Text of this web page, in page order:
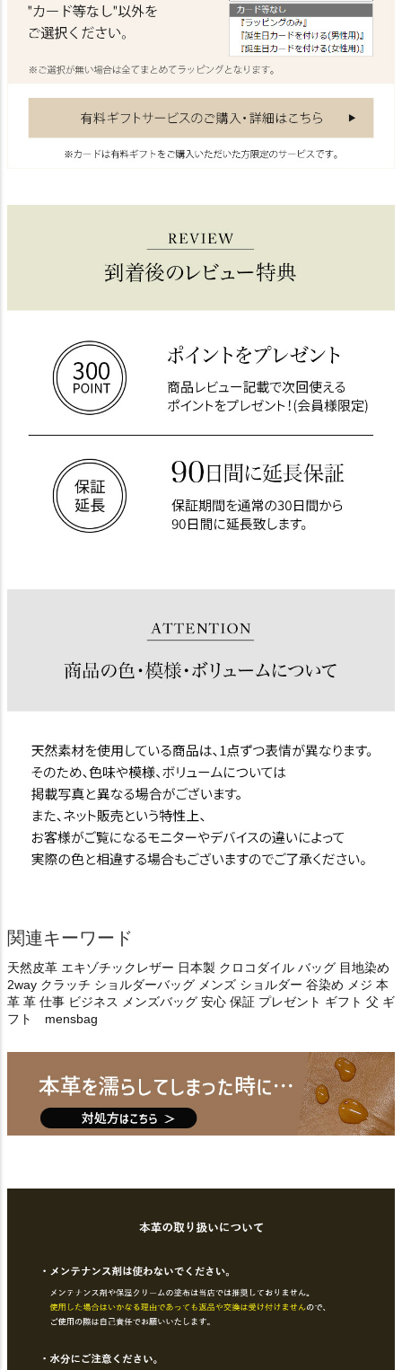
関連キーワード
天然皮革 エキゾチックレザー 日本製 クロコダイル バッグ 目地染め
2way クラッチ ショルダーバッグ メンズ ショルダー 谷染め メジ 本
革 革 仕事 ビジネス メンズバッグ 安心 保証 プレゼント ギフト 父 ギ
フト mensbag